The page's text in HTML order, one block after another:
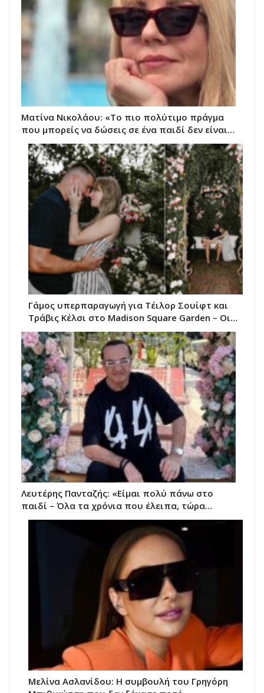
Ματίνα Νικολάου: «Το πιο πολύτιμο πράγμα
που μπορείς να δώσεις σε ένα παιδί δεν είναι…
Γάμος υπερπαραγωγή για Τέιλορ Σουίφτ και
Τράβις Κέλσι στο Madison Square Garden – Οι…
Λευτέρης Πανταζής: «Είμαι πολύ πάνω στο
παιδί – Όλα τα χρόνια που έλειπα, τώρα…
Μελίνα Ασλανίδου: Η συμβουλή του Γρηγόρη